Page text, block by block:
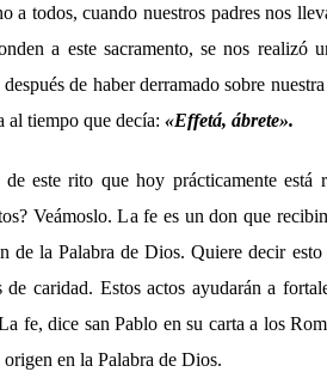
a todos, cuando nuestros padres nos
a este sacramento, se nos realizó
de haber derramado sobre
al tiempo que decía: «Effetá, ábrete».
este rito que hoy prácticamente está
Veámoslo. La fe es un don que
de la Palabra de Dios. Quiere decir
de caridad. Estos actos ayudarán a
fe, dice san Pablo en su carta a los
en la Palabra de Dios.